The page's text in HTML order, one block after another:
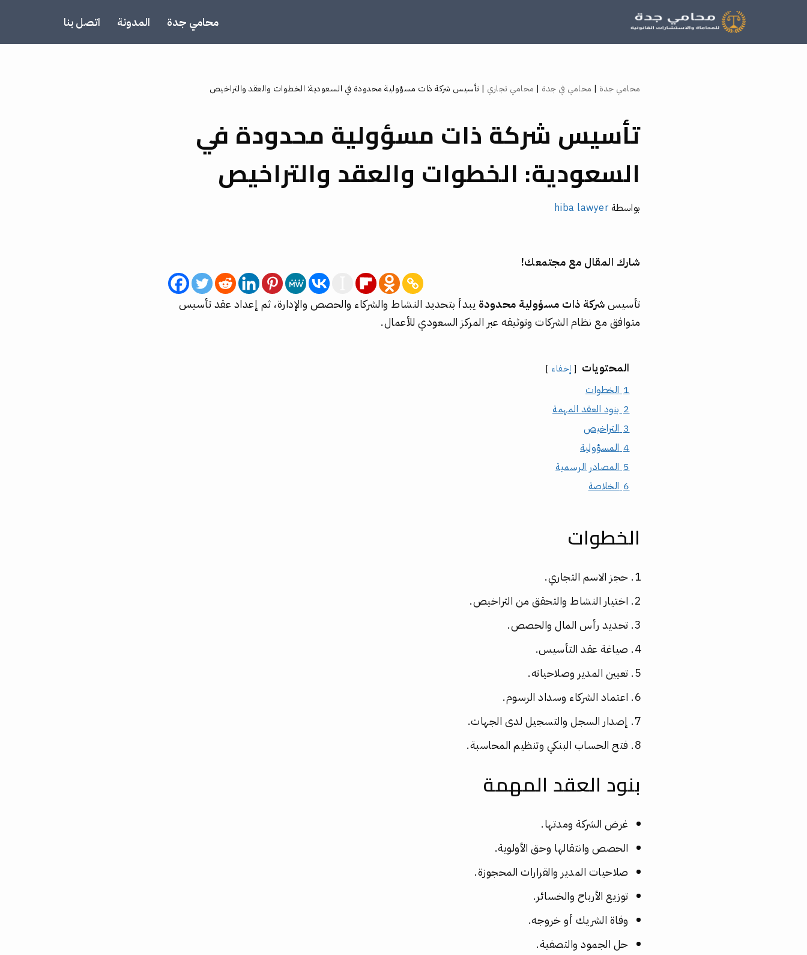
محامي جدة المدونة اتصل بنا
محامي جدة | محامي في جدة | محامي تجاري | تأسيس شركة ذات مسؤولية محدودة في السعودية: الخطوات والعقد والتراخيص
تأسيس شركة ذات مسؤولية محدودة في
السعودية: الخطوات والعقد والتراخيص
بواسطةhiba lawyer
شارك المقال مع مجتمعك!
تأسيسشركة ذات مسؤولية محدودة يبدأ بتحديد النشاط والشركاء والحصص والإدارة، ثم إعداد عقد تأسيس
متوافق مع نظام الشركات وتوثيقه عبر المركز السعودي للأعمال.
المحتويات إخفاء
1 الخطوات
2 بنود العقد المهمة
3 التراخيص
4 المسؤولية
5 المصادر الرسمية
6 الخلاصة
الخطوات
حجز الاسم التجاري.
اختيار النشاط والتحقق من التراخيص.
تحديد رأس المال والحصص.
صياغة عقد التأسيس.
تعيين المدير وصلاحياته.
اعتماد الشركاء وسداد الرسوم.
إصدار السجل والتسجيل لدى الجهات.
فتح الحساب البنكي وتنظيم المحاسبة.
بنود العقد المهمة
غرض الشركة ومدتها.
الحصص وانتقالها وحق الأولوية.
صلاحيات المدير والقرارات المحجوزة.
توزيع الأرباح والخسائر.
وفاة الشريك أو خروجه.
حل الجمود والتصفية.